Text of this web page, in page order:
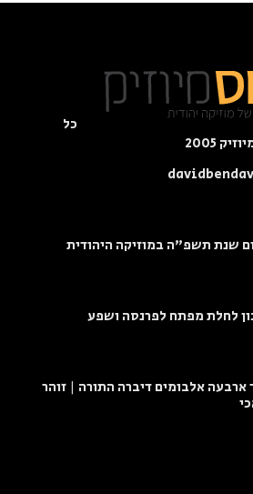
כל
2005
שנת תשפ"ה במוזיקה היהודית
לחלת מפתח לפרנסה ושפע
ארבעה אלבומים דיברה התורה | זוהר